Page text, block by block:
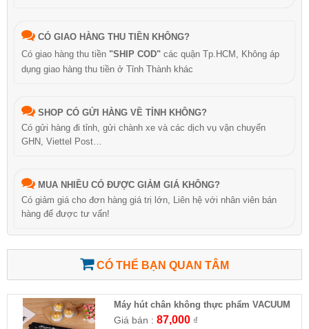
CÓ GIAO HÀNG THU TIỀN KHÔNG?
Có giao hàng thu tiền "SHIP COD" các quận Tp.HCM, Không áp
dụng giao hàng thu tiền ở Tỉnh Thành khác
SHOP CÓ GỬI HÀNG VỀ TỈNH KHÔNG?
Có gửi hàng đi tỉnh, gửi chành xe và các dịch vụ vận chuyển
GHN, Viettel Post…
MUA NHIỀU CÓ ĐƯỢC GIẢM GIÁ KHÔNG?
Có giảm giá cho đơn hàng giá trị lớn, Liên hệ với nhân viên bán
hàng để được tư vấn!
CÓ THỂ BẠN QUAN TÂM
Máy hút chân không thực phẩm VACUUM
SEALER Z
Giá bán : 87,000₫